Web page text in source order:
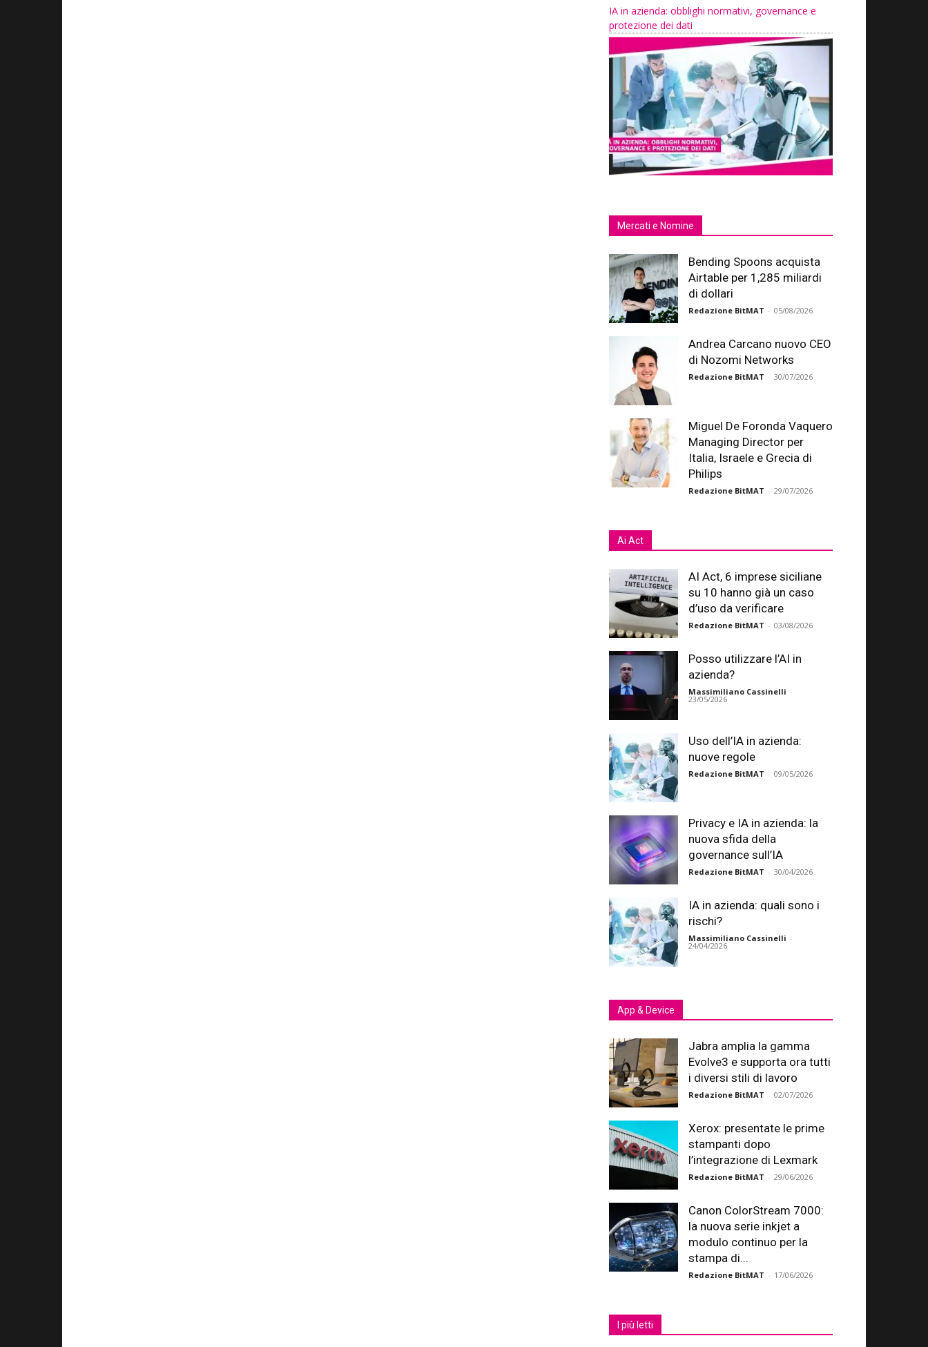
IA in azienda: obblighi normativi, governance e
protezione dei dati
Mercati e Nomine
Bending Spoons acquista
Airtable per 1,285 miliardi
di dollari
Redazione BitMAT - 05/08/2026
Andrea Carcano nuovo CEO
di Nozomi Networks
Redazione BitMAT - 30/07/2026
Miguel De Foronda Vaquero
Managing Director per
Italia, Israele e Grecia di
Philips
Redazione BitMAT - 29/07/2026
Ai Act
AI Act, 6 imprese siciliane
su 10 hanno già un caso
d’uso da verificare
Redazione BitMAT - 03/08/2026
Posso utilizzare l’AI in
azienda?
Massimiliano Cassinelli -
23/05/2026
Uso dell’IA in azienda:
nuove regole
Redazione BitMAT - 09/05/2026
Privacy e IA in azienda: la
nuova sfida della
governance sull’IA
Redazione BitMAT - 30/04/2026
IA in azienda: quali sono i
rischi?
Massimiliano Cassinelli -
24/04/2026
App & Device
Jabra amplia la gamma
Evolve3 e supporta ora tutti
i diversi stili di lavoro
Redazione BitMAT - 02/07/2026
Xerox: presentate le prime
stampanti dopo
l’integrazione di Lexmark
Redazione BitMAT - 29/06/2026
Canon ColorStream 7000:
la nuova serie inkjet a
modulo continuo per la
stampa di...
Redazione BitMAT - 17/06/2026
I più letti